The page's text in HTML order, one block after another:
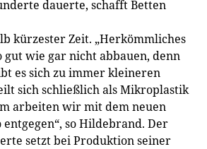
dauerte, schafft Betten
kürzester Zeit. „Herkömmliches
gut wie gar nicht abbauen, denn
es sich zu immer kleineren
sich schließlich als Mikroplastik
arbeiten wir mit dem neuen
so Hildebrand. Der
setzt bei Produktion seiner